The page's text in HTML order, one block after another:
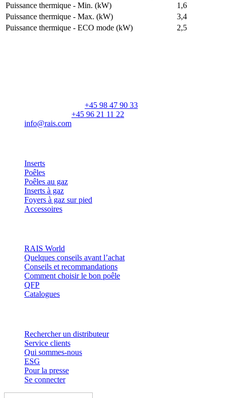
Puissance thermique - Min. (kW)
1,6
Puissance thermique - Max. (kW)
3,4
Puissance thermique - ECO mode (kW)
2,5
+45 98 47 90 33
+45 96 21 11 22
info@rais.com
Inserts
Poêles
Poêles au gaz
Inserts à gaz
Foyers à gaz sur pied
Accessoires
RAIS World
Quelques conseils avant l’achat
Conseils et recommandations
Comment choisir le bon poêle
QFP
Catalogues
Rechercher un distributeur
Service clients
Qui sommes-nous
ESG
Pour la presse
Se connecter